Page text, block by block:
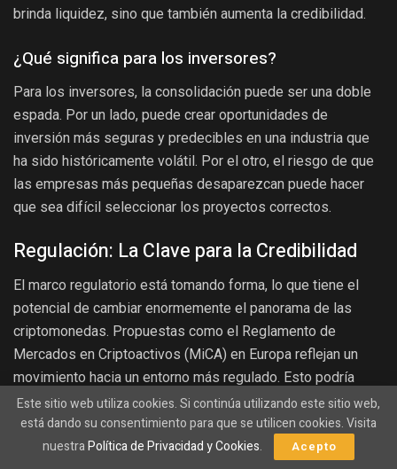
brinda liquidez, sino que también aumenta la credibilidad.
¿Qué significa para los inversores?
Para los inversores, la consolidación puede ser una doble
espada. Por un lado, puede crear oportunidades de
inversión más seguras y predecibles en una industria que
ha sido históricamente volátil. Por el otro, el riesgo de que
las empresas más pequeñas desaparezcan puede hacer
que sea difícil seleccionar los proyectos correctos.
Regulación: La Clave para la Credibilidad
El marco regulatorio está tomando forma, lo que tiene el
potencial de cambiar enormemente el panorama de las
criptomonedas. Propuestas como el Reglamento de
Mercados en Criptoactivos (MiCA) en Europa reflejan un
movimiento hacia un entorno más regulado. Esto podría
proporcionar varios beneficios:
– **Mayor protección para los inversores**: Con
regulaciones más estrictas, los inversores pueden sentir
Este sitio web utiliza cookies. Si continúa utilizando este sitio web,
está dando su consentimiento para que se utilicen cookies. Visita
nuestraPolítica de Privacidad y Cookies. Acepto